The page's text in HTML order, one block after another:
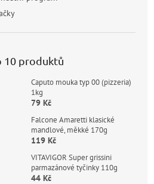
10 produktů
Caputo mouka typ 00 (pizzeria)
1kg
79 Kč
Falcone Amaretti klasické
mandlové, měkké 170g
119 Kč
VITAVIGOR Super grissini
parmazánové tyčinky 110g
44 Kč